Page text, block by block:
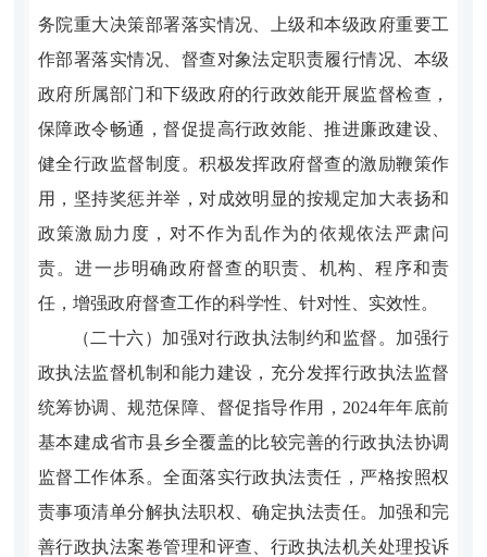
务院重大决策部署落实情况、上级和本级政府重要工
作部署落实情况、督查对象法定职责履行情况、本级
政府所属部门和下级政府的行政效能开展监督检查，
保障政令畅通，督促提高行政效能、推进廉政建设、
健全行政监督制度。积极发挥政府督查的激励鞭策作
用，坚持奖惩并举，对成效明显的按规定加大表扬和
政策激励力度，对不作为乱作为的依规依法严肃问
责。进一步明确政府督查的职责、机构、程序和责
任，增强政府督查工作的科学性、针对性、实效性。
（二十六）加强对行政执法制约和监督。加强行
政执法监督机制和能力建设，充分发挥行政执法监督
统筹协调、规范保障、督促指导作用，2024年年底前
基本建成省市县乡全覆盖的比较完善的行政执法协调
监督工作体系。全面落实行政执法责任，严格按照权
责事项清单分解执法职权、确定执法责任。加强和完
善行政执法案卷管理和评查、行政执法机关处理投诉